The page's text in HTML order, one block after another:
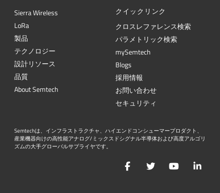
Sierra Wireless
LoRa
製品
テクノロジー
設計リソース
品質
About Semtech
クイックリンク
クロスレファレンス検索
パラメトリック検索
mySemtech
Blogs
採用情報
お問い合わせ
セキュリティ
Semtechは、インフラストラクチャ、ハイエンドコンシューマープロダクト、
産業機器向けの高性能アナログ/ミックスドシグナル半導体および高度アルゴリ
ズムの大手グローバルサプライヤです。
FacebookTwitterYouTube